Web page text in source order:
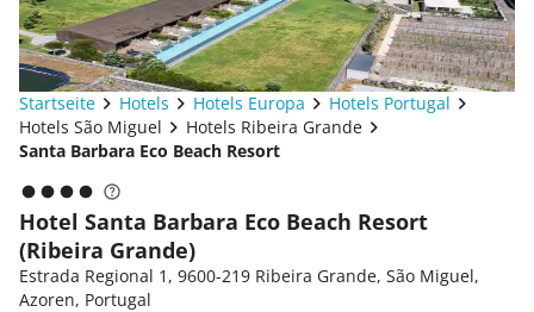
Startseite Hotels Hotels Europa
Hotels Portugal
Hotels São Miguel
Hotels Ribeira Grande
Santa Barbara Eco Beach Resort
Hotel Santa Barbara Eco Beach Resort
(Ribeira Grande)
Estrada Regional 1, 9600-219 Ribeira Grande, São Miguel,
Azoren, Portugal